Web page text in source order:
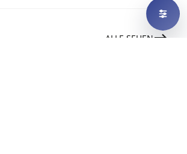
ALLE SEHEN